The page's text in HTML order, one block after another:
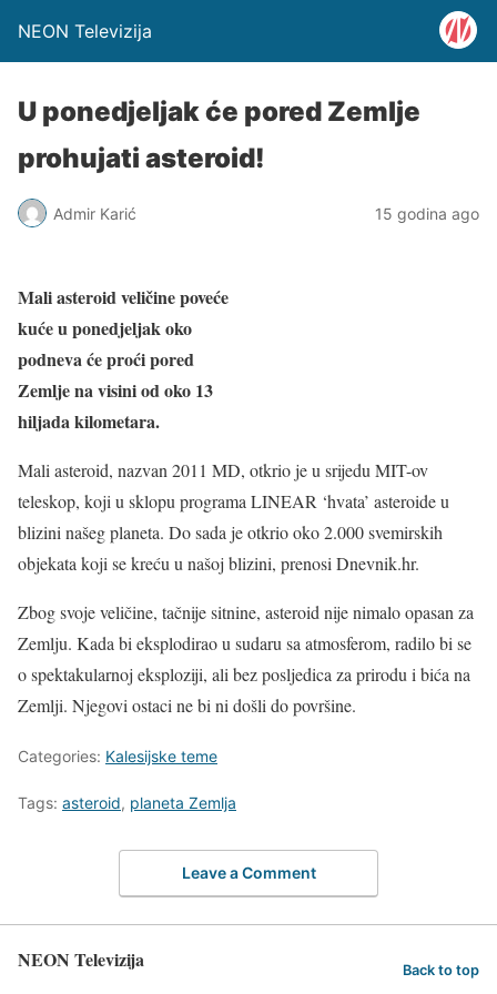
NEON Televizija
U ponedjeljak će pored Zemlje
prohujati asteroid!
Admir Karić 15 godina ago
Mali asteroid veličine poveće
kuće u ponedjeljak oko
podneva će proći pored
Zemlje na visini od oko 13
hiljada kilometara.
Mali asteroid, nazvan 2011 MD, otkrio je u srijedu MIT-ov
teleskop, koji u sklopu programa LINEAR ‘hvata’ asteroide u
blizini našeg planeta. Do sada je otkrio oko 2.000 svemirskih
objekata koji se kreću u našoj blizini, prenosi Dnevnik.hr.
Zbog svoje veličine, tačnije sitnine, asteroid nije nimalo opasan za
Zemlju. Kada bi eksplodirao u sudaru sa atmosferom, radilo bi se
o spektakularnoj eksploziji, ali bez posljedica za prirodu i bića na
Zemlji. Njegovi ostaci ne bi ni došli do površine.
Categories: Kalesijske teme
Tags: asteroid, planeta Zemlja
Leave a Comment
NEON Televizija Back to top